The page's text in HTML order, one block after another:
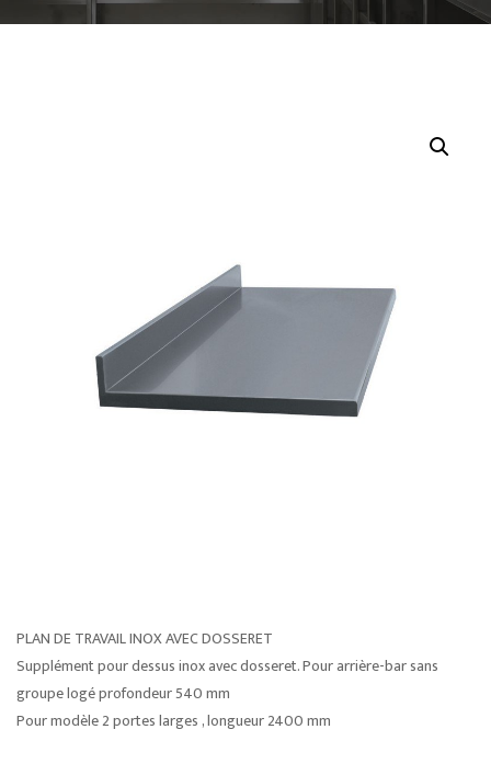
PLAN DE TRAVAIL INOX AVEC DOSSERET
Supplément pour dessus inox avec dosseret. Pour arrière-bar sans
groupe logé profondeur 540 mm
Pour modèle 2 portes larges , longueur 2400 mm